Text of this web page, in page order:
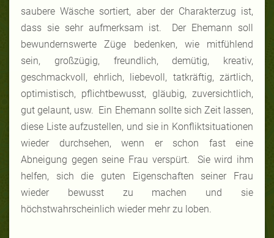
saubere Wäsche sortiert, aber der Charakterzug ist,
dass sie sehr aufmerksam ist. Der Ehemann soll
bewundernswerte Züge bedenken, wie mitfühlend
sein, großzügig, freundlich, demütig, kreativ,
geschmackvoll, ehrlich, liebevoll, tatkräftig, zärtlich,
optimistisch, pflichtbewusst, gläubig, zuversichtlich,
gut gelaunt, usw. Ein Ehemann sollte sich Zeit lassen,
diese Liste aufzustellen, und sie in Konfliktsituationen
wieder durchsehen, wenn er schon fast eine
Abneigung gegen seine Frau verspürt. Sie wird ihm
helfen, sich die guten Eigenschaften seiner Frau
wieder bewusst zu machen und sie
höchstwahrscheinlich wieder mehr zu loben.